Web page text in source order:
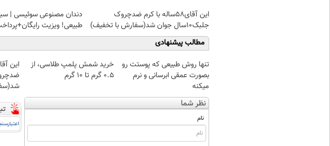
این آقای58ساله با کرم ضدچروک
جلبک10سال جوان شد(سفارش با تخفیف)
دندان مصنوعی سوئیسی |
طبیعی! ویزیت
مطالب پیشنهادی
تنها روش طبیعی که پوستت رو
بصورت عمقی ابرسانی و نرم
میکنه
خرید شمش پلمپ طلاسی، از
۰.۵ گرم تا ۱۰ گرم
نظر شما
نام